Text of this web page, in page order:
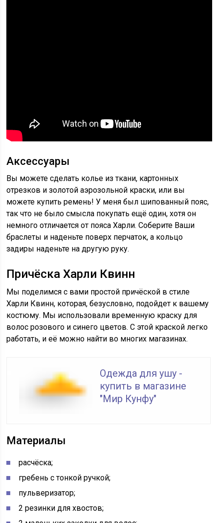
Аксессуары
Вы можете сделать колье из ткани, картонных
отрезков и золотой аэрозольной краски, или вы
можете купить ремень! У меня был шипованный пояс,
так что не было смысла покупать ещё один, хотя он
немного отличается от пояса Харли. Соберите Ваши
браслеты и наденьте поверх перчаток, а кольцо
задиры наденьте на другую руку.
Причёска Харли Квинн
Мы поделимся с вами простой причёской в стиле
Харли Квинн, которая, безусловно, подойдет к вашему
костюму. Мы использовали временную краску для
волос розового и синего цветов. С этой краской легко
работать, и её можно найти во многих магазинах.
Одежда для ушу -
купить в магазине
"Мир Кунфу"
Материалы
расчёска;
гребень с тонкой ручкой;
пульверизатор;
2 резинки для хвостов;